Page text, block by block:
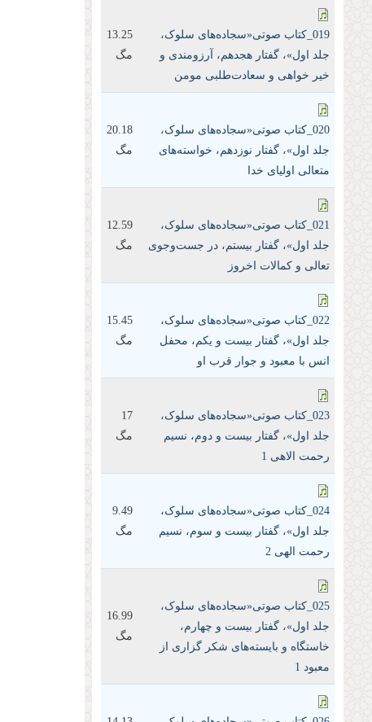
019_کتاب صوتی«سجاده‌های سلوک،
جلد اول»، گفتار هجدهم، آرزومندی و
خیر خواهی و سعادت‌طلبی مومن
13.25
مگ
020_کتاب صوتی«سجاده‌های سلوک،
جلد اول»، گفتار نوزدهم، خواسته‌های
متعالی اولیای خدا
20.18
مگ
021_کتاب صوتی«سجاده‌های سلوک،
جلد اول»، گفتار بیستم، در جست‌و‌جوی
تعالی و کمالات اخروز
12.59
مگ
022_کتاب صوتی«سجاده‌های سلوک،
جلد اول»، گفتار بیست و یکم، محفل
انس با معبود و جوار قرب او
15.45
مگ
023_کتاب صوتی«سجاده‌های سلوک،
جلد اول»، گفتار بیست و دوم، نسیم
رحمت الاهی 1
17
مگ
024_کتاب صوتی«سجاده‌های سلوک،
جلد اول»، گفتار بیست و سوم، نسیم
رحمت الهی 2
9.49
مگ
025_کتاب صوتی«سجاده‌های سلوک،
جلد اول»، گفتار بیست و چهارم،
خاستگاه و بایسته‌های شکر گزاری از
معبود 1
16.99
مگ